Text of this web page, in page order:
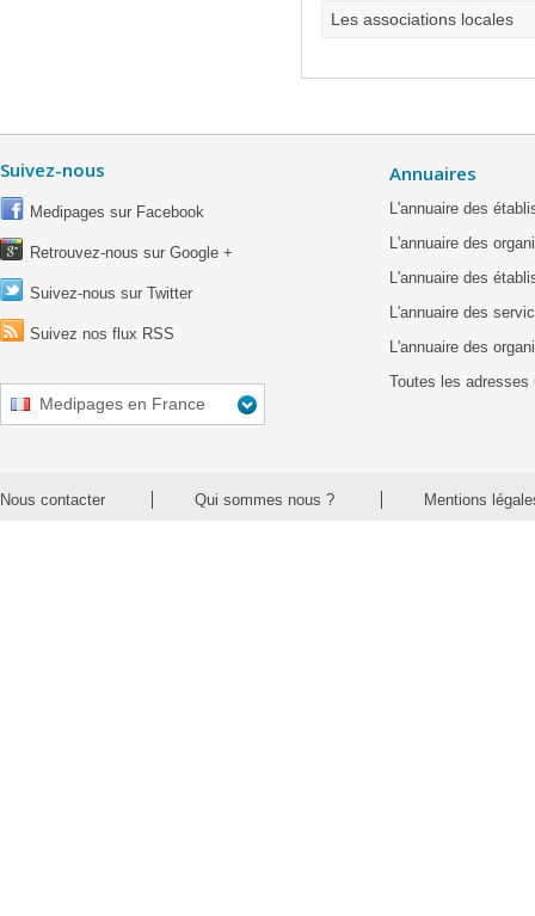
Les associations locales
Suivez-nous
Medipages sur Facebook
Retrouvez-nous sur Google +
Suivez-nous sur Twitter
Suivez nos flux RSS
Medipages en France
Annuaires
L'annuaire des
L'annuaire des
L'annuaire des
L'annuaire des
L'annuaire des
Toutes les adresses
Nous contacter Qui sommes nous ? Mentions